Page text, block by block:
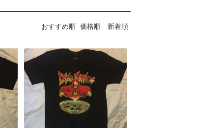
おすすめ順 価格順 新着順